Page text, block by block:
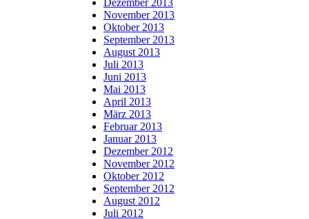
November 2013
Oktober 2013
September 2013
August 2013
Juli 2013
Juni 2013
Mai 2013
April 2013
März 2013
Februar 2013
Januar 2013
Dezember 2012
November 2012
Oktober 2012
September 2012
August 2012
Juli 2012